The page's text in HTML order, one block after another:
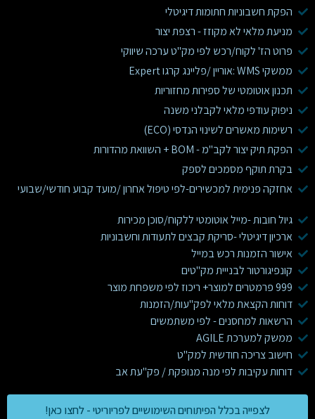
הפקת חשבוניות חתומות דיגיטלי
מניעת מלאי לא מקוזז - רצפת יצור
פרוט הז' לקוח/רכש לפי מק"ט ערכה שיווקי
ממשקי WMS :אוריין /פליינג קרגו Expert
תכנון אוטומטי של ספירות מחזוריות
ניפוק עודפי מלאי לקבלני משנה
רשימות מאשרים לשינוי הנדסי (ECO)
הפקת תיק יצור לקב"מ - BOM + השוואת מהדורות
בקרת תוקף מסמכים לספק
אחזקה פנימית למכשירים-לפי טיפול אחרון /מועד קבוע חודשי/שבועי
גיול חובות -מייל אוטומטי ללקוח/סוכן מכירות
ארכיון דיגיטלי -סריקת קבצים לתעודות וחשבוניות
אישור הזמנות רכש במייל
קונפיגורטור לבנייית מק"טים
999 פרמטרים למוצר+ ריכוז לפי משפחת מוצר
דוחות הקצאת מלאי לפק"עות/הזמנות
הרשאות למחסנים - לפי משתמשים
ממשק למערכת AGILE
חישוב צריכה חודשית למק"ט
דוחות עקיבות לפי מנה מנופקת / פק"עת אב
לצפייה בכלל הפיתוחים השימושיים לפריוריטי - לחצו כאן!